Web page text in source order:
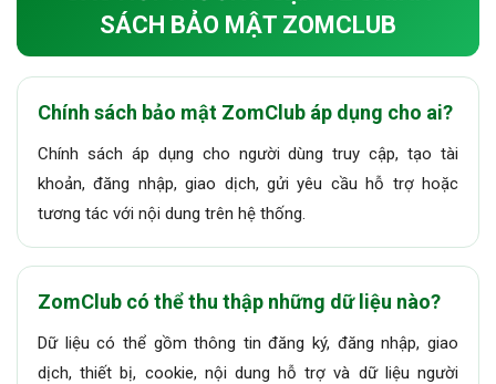
SÁCH BẢO MẬT ZOMCLUB
Chính sách bảo mật ZomClub áp dụng cho ai?
Chính sách áp dụng cho người dùng truy cập, tạo tài
khoản, đăng nhập, giao dịch, gửi yêu cầu hỗ trợ hoặc
tương tác với nội dung trên hệ thống.
ZomClub có thể thu thập những dữ liệu nào?
Dữ liệu có thể gồm thông tin đăng ký, đăng nhập, giao
dịch, thiết bị, cookie, nội dung hỗ trợ và dữ liệu người